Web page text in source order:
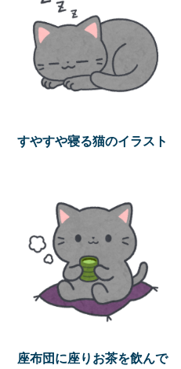
すやすや寝る猫のイラスト
座布団に座りお茶を飲んで